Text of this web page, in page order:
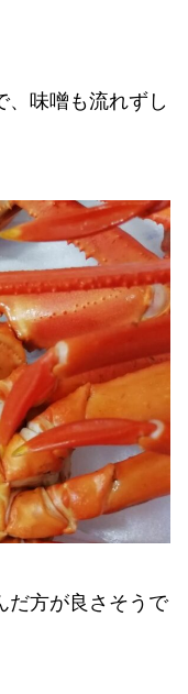
、味噌も流れずし
だ方が良さそうで